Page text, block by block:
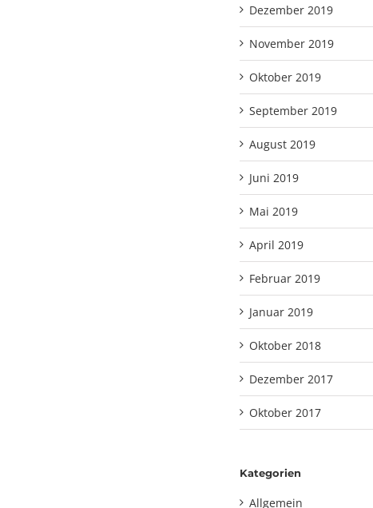
Dezember 2019
November 2019
Oktober 2019
September 2019
August 2019
Juni 2019
Mai 2019
April 2019
Februar 2019
Januar 2019
Oktober 2018
Dezember 2017
Oktober 2017
Kategorien
Allgemein